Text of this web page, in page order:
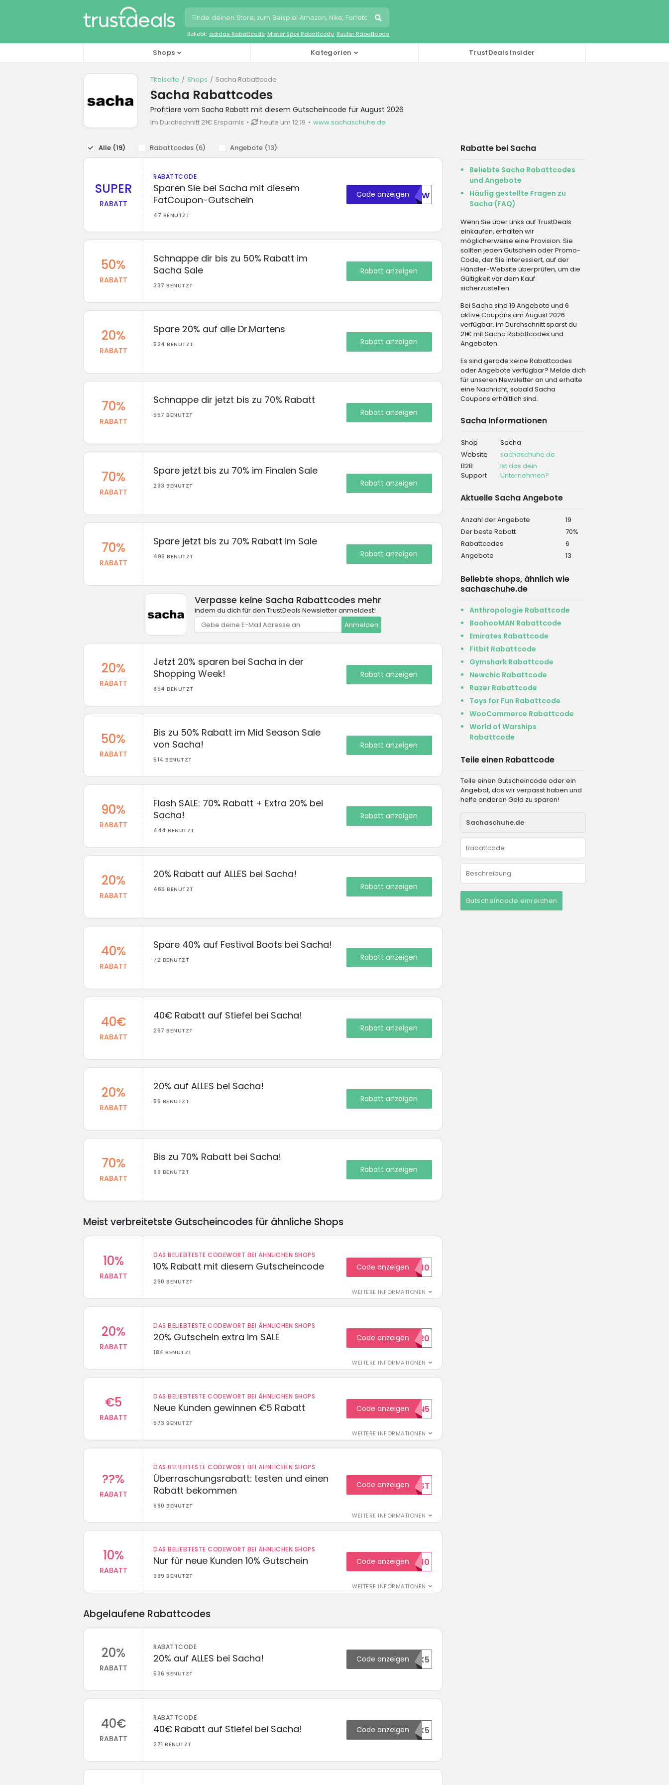
Beliebt: adidas Rabattcode Mister Spex Rabattcode Reuter Rabattcode
Shops Kategorien TrustDeals Insider
Titelseite Shops Sacha Rabattcode
Sacha Rabattcodes
Profitiere vom Sacha Rabatt mit diesem Gutscheincode für August 2026
Im Durchschnitt 21€ Ersparnis heute um 12:19 www.sachaschuhe.de
Alle (19) Rabattcodes (6) Angebote (13)
SUPER
RABATT
RABATTCODE
Sparen Sie bei Sacha mit diesem
FatCoupon-Gutschein
47 BENUTZT
Code anzeigenBM9W
50%
RABATT
Schnappe dir bis zu 50% Rabatt im
Sacha Sale
337 BENUTZT
Rabatt anzeigen
20%
RABATT
Spare 20% auf alle Dr.Martens
524 BENUTZT Rabatt anzeigen
70%
RABATT
Schnappe dir jetzt bis zu 70% Rabatt
557 BENUTZT Rabatt anzeigen
70%
RABATT
Spare jetzt bis zu 70% im Finalen Sale
233 BENUTZT Rabatt anzeigen
70%
RABATT
Spare jetzt bis zu 70% Rabatt im Sale
496 BENUTZT Rabatt anzeigen
Verpasse keine Sacha Rabattcodes mehr
indem du dich für den TrustDeals Newsletter anmeldest!
Anmelden
20%
RABATT
Jetzt 20% sparen bei Sacha in der
Shopping Week!
654 BENUTZT
Rabatt anzeigen
50%
RABATT
Bis zu 50% Rabatt im Mid Season Sale
von Sacha!
514 BENUTZT
Rabatt anzeigen
90%
RABATT
Flash SALE: 70% Rabatt + Extra 20% bei
Sacha!
444 BENUTZT
Rabatt anzeigen
20%
RABATT
20% Rabatt auf ALLES bei Sacha!
465 BENUTZT Rabatt anzeigen
40%
RABATT
Spare 40% auf Festival Boots bei Sacha!
72 BENUTZT Rabatt anzeigen
40€
RABATT
40€ Rabatt auf Stiefel bei Sacha!
267 BENUTZT Rabatt anzeigen
20%
RABATT
20% auf ALLES bei Sacha!
56 BENUTZT Rabatt anzeigen
70%
RABATT
Bis zu 70% Rabatt bei Sacha!
69 BENUTZT Rabatt anzeigen
Meist verbreitetste Gutscheincodes für ähnliche Shops
10%
RABATT
DAS BELIEBTESTE CODEWORT BEI ÄHNLICHEN SHOPS
10% Rabatt mit diesem Gutscheincode
260 BENUTZT
WEITERE INFORMATIONEN
Code anzeigenEXTRA10
20%
RABATT
DAS BELIEBTESTE CODEWORT BEI ÄHNLICHEN SHOPS
20% Gutschein extra im SALE
184 BENUTZT
WEITERE INFORMATIONEN
Code anzeigenSALE20
€5
RABATT
DAS BELIEBTESTE CODEWORT BEI ÄHNLICHEN SHOPS
Neue Kunden gewinnen €5 Rabatt
573 BENUTZT
WEITERE INFORMATIONEN
Code anzeigen
WILKOMMEN5
??%
RABATT
DAS BELIEBTESTE CODEWORT BEI ÄHNLICHEN SHOPS
Überraschungsrabatt: testen und einen
Rabatt bekommen
680 BENUTZT
WEITERE INFORMATIONEN
Code anzeigen TEST
10%
RABATT
DAS BELIEBTESTE CODEWORT BEI ÄHNLICHEN SHOPS
Nur für neue Kunden 10% Gutschein
369 BENUTZT
WEITERE INFORMATIONEN
Code anzeigen
WILKOMMEN10
Abgelaufene Rabattcodes
20%
RABATT
RABATTCODE
20% auf ALLES bei Sacha!
536 BENUTZT
Code anzeigen
186960OTK5
40€
RABATT
RABATTCODE
40€ Rabatt auf Stiefel bei Sacha!
271 BENUTZT
Code anzeigen
185495OTK5
Rabatte bei Sacha
Beliebte Sacha Rabattcodes
und Angebote
Häufig gestellte Fragen zu
Sacha (FAQ)
Wenn Sie über Links auf TrustDeals
einkaufen, erhalten wir
möglicherweise eine Provision. Sie
sollten jeden Gutschein oder Promo-
Code, der Sie interessiert, auf der
Händler-Website überprüfen, um die
Gültigkeit vor dem Kauf
sicherzustellen.
Bei Sacha sind 19 Angebote und 6
aktive Coupons am August 2026
verfügbar. Im Durchschnitt sparst du
21€ mit Sacha Rabattcodes und
Angeboten.
Es sind gerade keine Rabattcodes
oder Angebote verfügbar? Melde dich
für unseren Newsletter an und erhalte
eine Nachricht, sobald Sacha
Coupons erhältlich sind.
Sacha Informationen
Shop
Sacha
Website
sachaschuhe.de
B2B
Support
Ist das dein
Unternehmen?
Aktuelle Sacha Angebote
Anzahl der Angebote
19
Der beste Rabatt
70%
Rabattcodes
6
Angebote
13
Beliebte shops, ähnlich wie
sachaschuhe.de
Anthropologie Rabattcode
BoohooMAN Rabattcode
Emirates Rabattcode
Fitbit Rabattcode
Gymshark Rabattcode
Newchic Rabattcode
Razer Rabattcode
Toys for Fun Rabattcode
WooCommerce Rabattcode
World of Warships
Rabattcode
Teile einen Rabattcode
Teile einen Gutscheincode oder ein
Angebot, das wir verpasst haben und
helfe anderen Geld zu sparen!
Gutscheincode einreichen